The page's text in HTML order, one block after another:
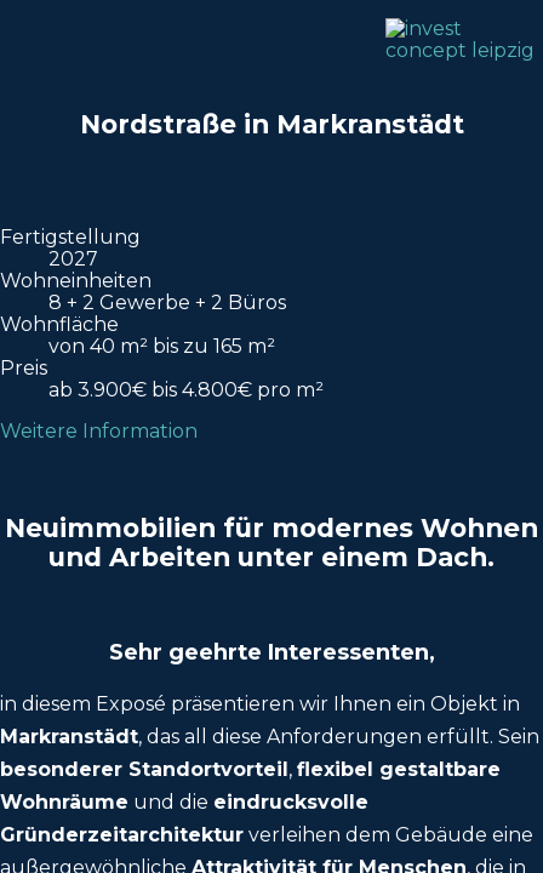
Nordstraße in Markranstädt
Fertigstellung
2027
Wohneinheiten
8 + 2 Gewerbe + 2 Büros
Wohnfläche
von 40 m² bis zu 165 m²
Preis
ab 3.900€ bis 4.800€ pro m²
Weitere Information
Neuimmobilien für modernes Wohnen
und Arbeiten unter einem Dach.
Sehr geehrte Interessenten,
in diesem Exposé präsentieren wir Ihnen ein Objekt in
Markranstädt, das all diese Anforderungen erfüllt. Sein
besonderer Standortvorteil, flexibel gestaltbare
Wohnräume und die eindrucksvolle
Gründerzeitarchitektur verleihen dem Gebäude eine
außergewöhnliche Attraktivität für Menschen, die in